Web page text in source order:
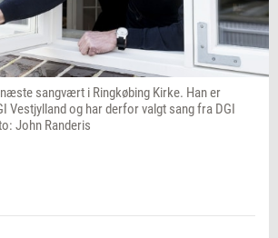
sangvært i Ringkøbing Kirke. Han er
Vestjylland og har derfor valgt sang fra DGI
John Randeris